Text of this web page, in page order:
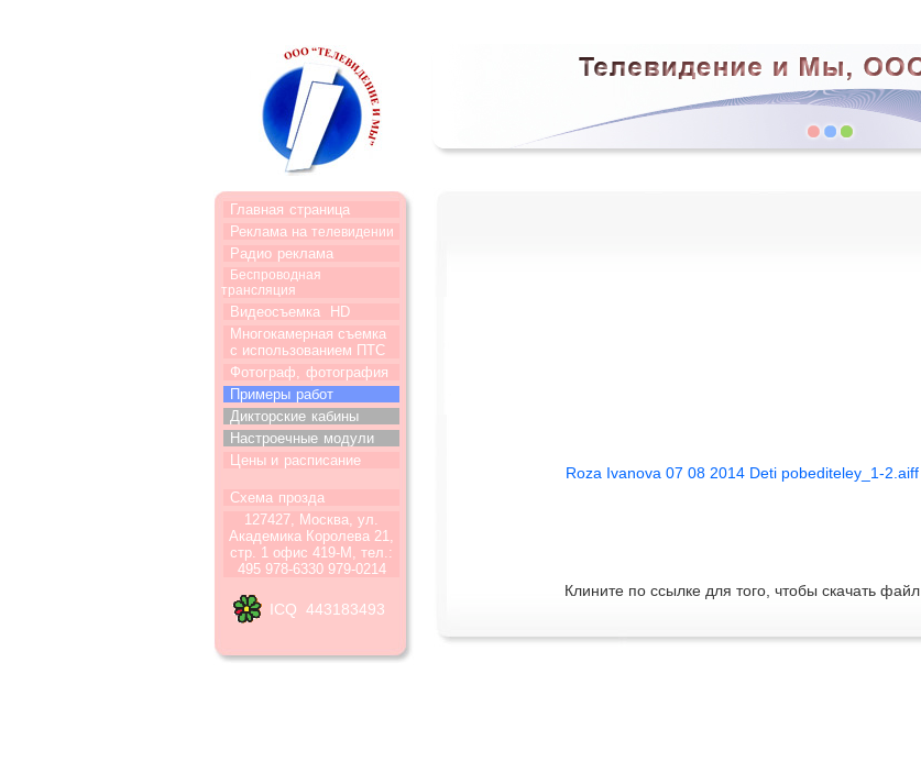
Главная страница
Реклама на телевидении
Радио реклама
Беспроводная
трансляция
Видеосъемка
HD
Многокамерная съемка
с использованием ПТС
Фотограф, фотография
Примеры работ
Дикторские кабины
Настроечные модули
Цены и расписание
Схема прозда
127427, Москва, ул.
Академика Королева 21,
стр. 1 офис 419-М, тел.:
495 978-6330 979-0214
ICQ 443183493
Roza Ivanova 07 08 2014 Deti pobediteley_1-2.aiff
Клините по ссылке для того, чтобы скачать файл